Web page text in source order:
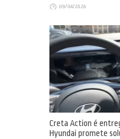
09/04/2026
Creta Action é
Hyundai promete